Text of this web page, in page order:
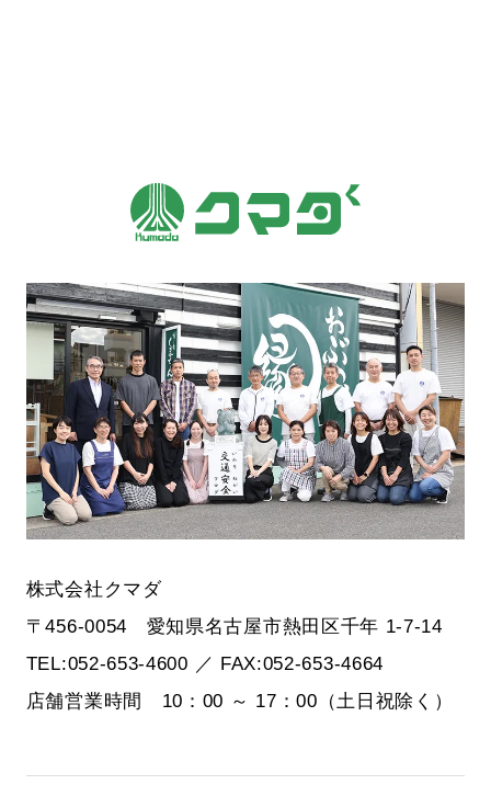
株式会社クマダ
〒456-0054 愛知県名古屋市熱田区千年 1-7-14
TEL:052-653-4600 ／ FAX:052-653-4664
店舗営業時間 10：00 ～ 17：00（土日祝除く）